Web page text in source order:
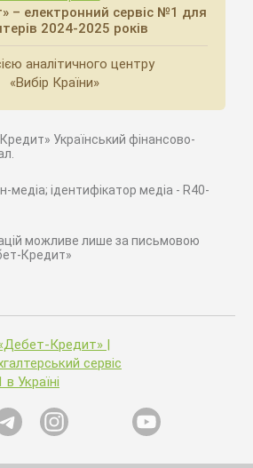
– електронний сервіс №1 для
2024-2025 років
аналітичного центру
«Вибір Країни»
Український фінансово-
медіа; ідентифікатор медіа - R40-
можливе лише за письмовою
Кредит»